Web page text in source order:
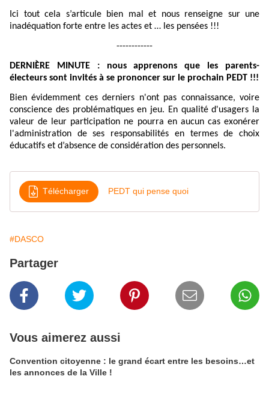
Ici tout cela s’articule bien mal et nous renseigne sur une
inadéquation forte entre les actes et … les pensées !!!
------------
DERNIÈRE MINUTE : nous apprenons que les parents-
électeurs sont invités à se prononcer sur le prochain PEDT !!!
Bien évidemment ces derniers n'ont pas connaissance, voire
conscience des problématiques en jeu. En qualité d'usagers la
valeur de leur participation ne pourra en aucun cas exonérer
l'administration de ses responsabilités en termes de choix
éducatifs et d’absence de considération des personnels.
Télécharger PEDT qui pense quoi
#DASCO
Partager
Vous aimerez aussi
Convention citoyenne : le grand écart entre les besoins…et
les annonces de la Ville !